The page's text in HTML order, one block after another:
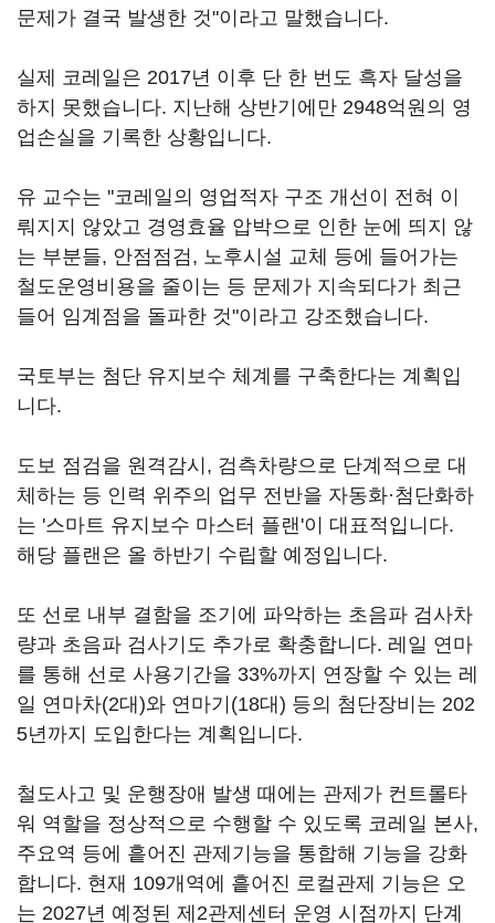
문제가 결국 발생한 것"이라고 말했습니다.
실제 코레일은 2017년 이후 단 한 번도 흑자 달성을
하지 못했습니다. 지난해 상반기에만 2948억원의 영
업손실을 기록한 상황입니다.
유 교수는 "코레일의 영업적자 구조 개선이 전혀 이
뤄지지 않았고 경영효율 압박으로 인한 눈에 띄지 않
는 부분들, 안점점검, 노후시설 교체 등에 들어가는
철도운영비용을 줄이는 등 문제가 지속되다가 최근
들어 임계점을 돌파한 것"이라고 강조했습니다.
국토부는 첨단 유지보수 체계를 구축한다는 계획입
니다.
도보 점검을 원격감시, 검측차량으로 단계적으로 대
체하는 등 인력 위주의 업무 전반을 자동화·첨단화하
는 '스마트 유지보수 마스터 플랜'이 대표적입니다.
해당 플랜은 올 하반기 수립할 예정입니다.
또 선로 내부 결함을 조기에 파악하는 초음파 검사차
량과 초음파 검사기도 추가로 확충합니다. 레일 연마
를 통해 선로 사용기간을 33%까지 연장할 수 있는 레
일 연마차(2대)와 연마기(18대) 등의 첨단장비는 202
5년까지 도입한다는 계획입니다.
철도사고 및 운행장애 발생 때에는 관제가 컨트롤타
워 역할을 정상적으로 수행할 수 있도록 코레일 본사,
주요역 등에 흩어진 관제기능을 통합해 기능을 강화
합니다. 현재 109개역에 흩어진 로컬관제 기능은 오
는 2027년 예정된 제2관제센터 운영 시점까지 단계